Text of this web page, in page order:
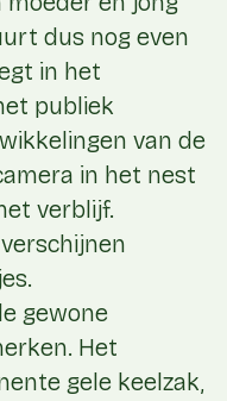
dus nog even
in het
publiek
van de
in het nest
verblijf.
gewone
Het
gele keelzak,